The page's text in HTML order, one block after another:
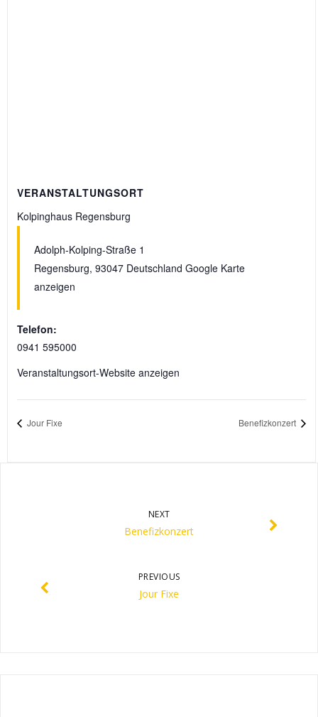
VERANSTALTUNGSORT
Kolpinghaus Regensburg
Adolph-Kolping-Straße 1
Regensburg, 93047 Deutschland Google Karte
anzeigen
Telefon:
0941 595000
Veranstaltungsort-Website anzeigen
Jour Fixe Benefizkonzert
NEXT
Benefizkonzert
PREVIOUS
Jour Fixe